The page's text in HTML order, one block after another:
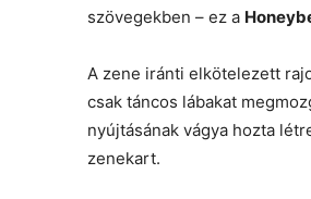
szövegekben – ez a
A zene iránti elkötelezett
csak táncos lábakat
nyújtásának vágya hozta
zenekart.